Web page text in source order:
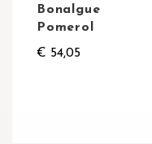
Bonalgue
Pomerol
€ 54,05